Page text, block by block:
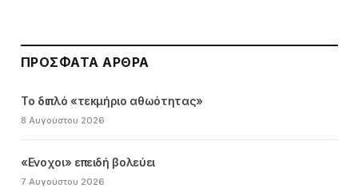
ΠΡΌΣΦΑΤΑ ΆΡΘΡΑ
Το διπλό «τεκμήριο αθωότητας»
8 Αυγούστου 2026
«Ενοχοι» επειδή βολεύει
7 Αυγούστου 2026